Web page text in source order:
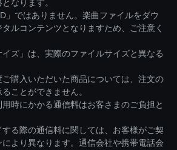
なります。
」ではありません。楽曲ファイルをダウ
ルコンテンツとなりますため、ご注意く
イズ」は、実際のファイルサイズと異なる
ご購入いただいた商品については、注文の
ことができません。
用時にかかる通信料はお客さまのご負担と
する際の通信料に関しては、お客様がご契
より異なります。通信会社や携帯電話会